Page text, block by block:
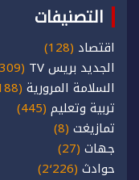
التصنيفات
اقتصاد (128)
الجديد بريس TV
(309)
السلامة المرورية (188)
تربية وتعليم (445)
تمازيغت (8)
جهات (27)
حوادث (2٬226)